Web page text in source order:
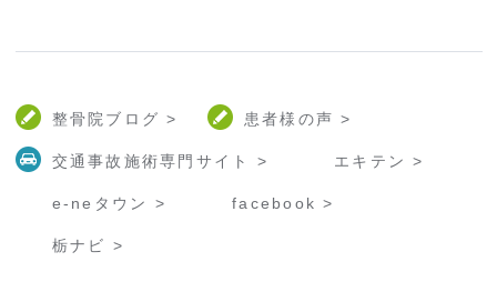
整骨院ブログ > 患者様の声 >
交通事故施術専門サイト > エキテン >
e-neタウン > facebook >
栃ナビ >